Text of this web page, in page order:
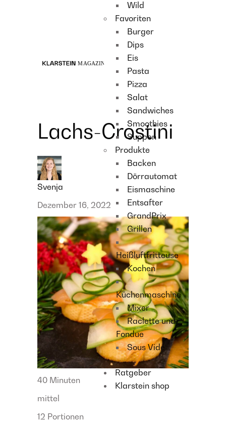
Wild
Favoriten
Burger
Dips
Eis
Pasta
Pizza
Salat
Sandwiches
Smoothies
Suppen
Produkte
Backen
Dörrautomat
Eismaschine
Entsafter
GrandPrix
Grillen
Heißluftfritteuse
Kochen
Küchenmaschine
Mixer
Raclette und
Fondue
Sous Vide
Ratgeber
Klarstein shop
Lachs-Crostini
Svenja
Dezember 16, 2022
40 Minuten
mittel
12 Portionen